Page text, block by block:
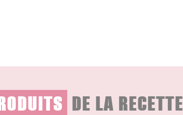
DE LA RECETTE